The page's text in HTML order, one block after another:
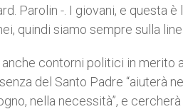
Parolin -. I giovani, e questa è
quindi siamo sempre sulla
contorni politici in merito
del Santo Padre “aiuterà
nella necessità”, e cercherà